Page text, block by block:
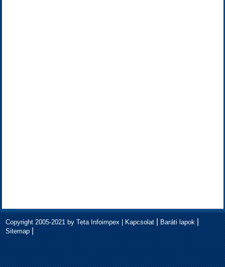
Copyright 2005-2021 by Teta Infoimpex | Kapcsolat| Baráti lapok|
Sitemap|